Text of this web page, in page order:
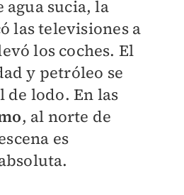
sucia, la
las televisiones a
los coches. El
y petróleo se
de lodo. En las
, al norte de
es